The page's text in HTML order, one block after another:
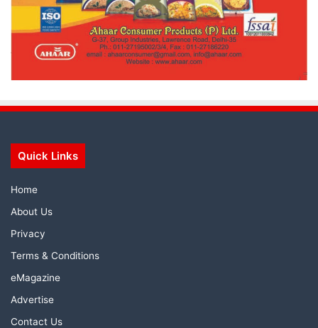
Quick Links
Home
About Us
Privacy
Terms & Conditions
eMagazine
Advertise
Contact Us